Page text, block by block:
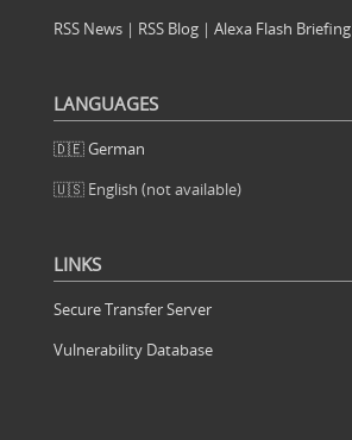
RSS News| RSS Blog| Alexa Flash Briefing
LANGUAGES
🇩🇪 German
🇺🇸 English (not available)
LINKS
Secure Transfer Server
Vulnerability Database